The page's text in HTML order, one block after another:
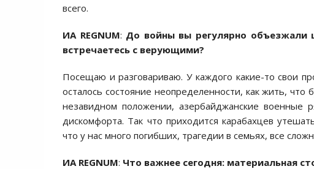
всего.
ИА REGNUM: До войны вы регулярно объезжали
встречаетесь с верующими?
Посещаю и разговариваю. У каждого какие-то свои
осталось состояние неопределенности, как жить,
незавидном положении, азербайджанские военные
дискомфорта. Так что приходится карабахцев
что у нас много погибших, трагедии в семьях, все
ИА REGNUM: Что важнее сегодня: материальная